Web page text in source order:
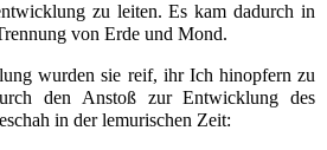
zu leiten. Es kam dadurch in
von Erde und Mond.
wurden sie reif, ihr Ich hinopfern zu
den Anstoß zur Entwicklung des
in derlemurischen Zeit: